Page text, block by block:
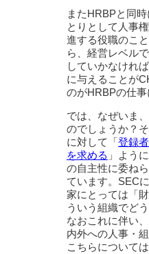
またHRBPと同
とりとして人事
進する役職のこ
ら、経営レベル
していかなけれ
に与えることが
のがHRBPの仕事
では、なぜいま
のでしょうか？
に対して「登録
を求める 」よう
の自主性に委ね
ています。SEC
家にとっては「
ういう組織でど
なおこれに伴い
内外への人事・
こちらについて